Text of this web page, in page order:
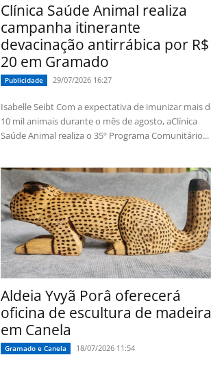
Clínica Saúde Animal realiza
campanha itinerante
devacinação antirrábica por R$
20 em Gramado
Publicidade 29/07/2026 16:27
Isabelle Seibt Com a expectativa de imunizar mais de
10 mil animais durante o mês de agosto, aClínica
Saúde Animal realiza o 35º Programa Comunitário...
Aldeia Yvyã Porâ oferecerá
oficina de escultura de madeira
em Canela
Gramado e Canela 18/07/2026 11:54